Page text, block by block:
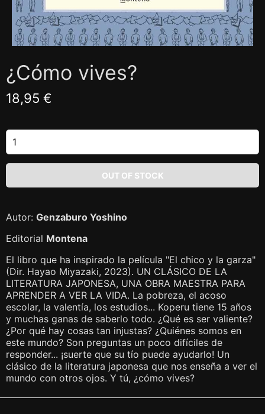
¿Cómo vives?
18,95 €
Autor: Genzaburo Yoshino
Editorial Montena
El libro que ha inspirado la película "El chico y la garza"
(Dir. Hayao Miyazaki, 2023). UN CLÁSICO DE LA
LITERATURA JAPONESA, UNA OBRA MAESTRA PARA
APRENDER A VER LA VIDA. La pobreza, el acoso
escolar, la valentía, los estudios... Koperu tiene 15 años
y muchas ganas de saberlo todo. ¿Qué es ser valiente?
¿Por qué hay cosas tan injustas? ¿Quiénes somos en
este mundo? Son preguntas un poco difíciles de
responder... ¡suerte que su tío puede ayudarlo! Un
clásico de la literatura japonesa que nos enseña a ver el
mundo con otros ojos. Y tú, ¿cómo vives?